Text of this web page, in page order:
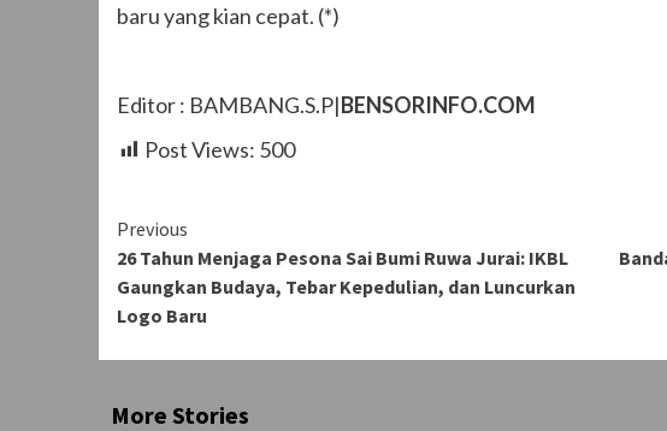
baru yang kian cepat. (*)
Editor : BAMBANG.S.P|BENSORINFO.COM
Post Views: 500
Continue
Reading
Previous
26 Tahun Menjaga Pesona Sai Bumi Ruwa Jurai: IKBL
Gaungkan Budaya, Tebar Kepedulian, dan Luncurkan
Logo Baru
More Stories